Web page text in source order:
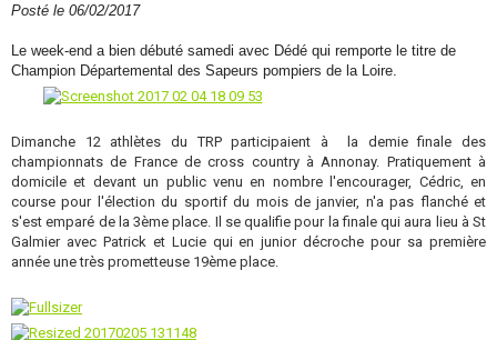
Posté le 06/02/2017
Le week-end a bien débuté samedi avec Dédé qui remporte le titre de
Champion Départemental des Sapeurs pompiers de la Loire.
Dimanche 12 athlètes du TRP participaient à la demie finale des
championnats de France de cross country à Annonay. Pratiquement à
domicile et devant un public venu en nombre l'encourager, Cédric, en
course pour l'élection du sportif du mois de janvier, n'a pas flanché et
s'est emparé de la 3ème place. Il se qualifie pour la finale qui aura lieu à St
Galmier avec Patrick et Lucie qui en junior décroche pour sa première
année une très prometteuse 19ème place.